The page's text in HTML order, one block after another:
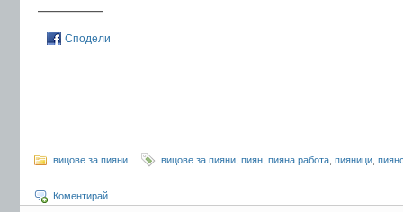
————
Сподели
вицове за пияни вицове за пияни пиян пияна работа пияници
Коментирай